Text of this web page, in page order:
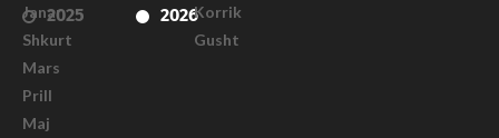
2025
2026
Janar
Shkurt
Mars
Prill
Maj
Korrik
Gusht